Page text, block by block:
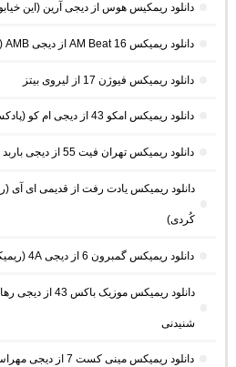
دانلود ریمکیس هوس از دیجی آرین (این
دانلود ریمیکس AM Beat 16 از دیجی AMB (پادکست طولانی شنیدنی)
دانلود ریمیکس فیوژن 17 از لیروی بیتز
دانلود ریمیکس امکو 43 از دیجی ام کو (پادکست طولانی عاشقانه)
دانلود ریمیکس تهران فیت 55 از دیجی باربد و محمد موریانی
دانلود ریمیکس یادت رفت از قدیمی ای آی
کُردی)
دانلود ریمیکس گمبرون 6 از دیجی 4A (ریمیکس طولانی شاد بندری جنوبی)
دانلود ریمیکس
شنیدنی
دانلود ریمیکس مینی کست 7 از دیجی مهراس